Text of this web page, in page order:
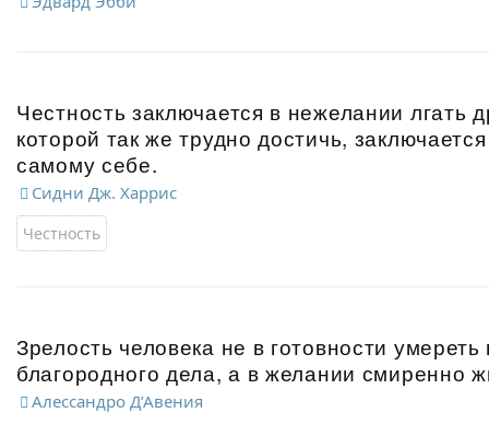
Честность заключается в нежелании лгать
которой так же трудно достичь,
самому себе.
Сидни Дж. Харрис
Честность
Зрелость человека не в готовности умереть
благородного дела, а в желании смиренно
Алессандро Д’Авения